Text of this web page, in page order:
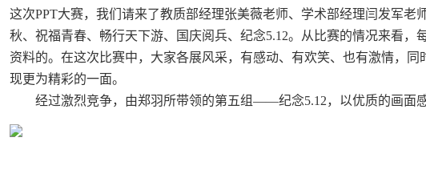
这次PPT大赛，我们请来了教质部经理张美薇老师、学术部经理闫发军
秋、祝福青春、畅行天下游、国庆阅兵、纪念5.12。从比赛的情况来看
资料的。在这次比赛中，大家各展风采，有感动、有欢笑、也有激情，
现更为精彩的一面。
经过激烈竞争，由郑羽所带领的第五组——纪念5.12，以优质的画面感